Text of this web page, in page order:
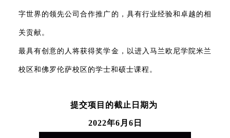
字世界的领先公司合作推广的，具有行业经验和卓越的相
关贡献。
最具有创意的人将获得奖学金，以进入马兰欧尼学院米兰
校区和佛罗伦萨校区的学士和硕士课程。
提交项目的截止日期为
2022年6月6日